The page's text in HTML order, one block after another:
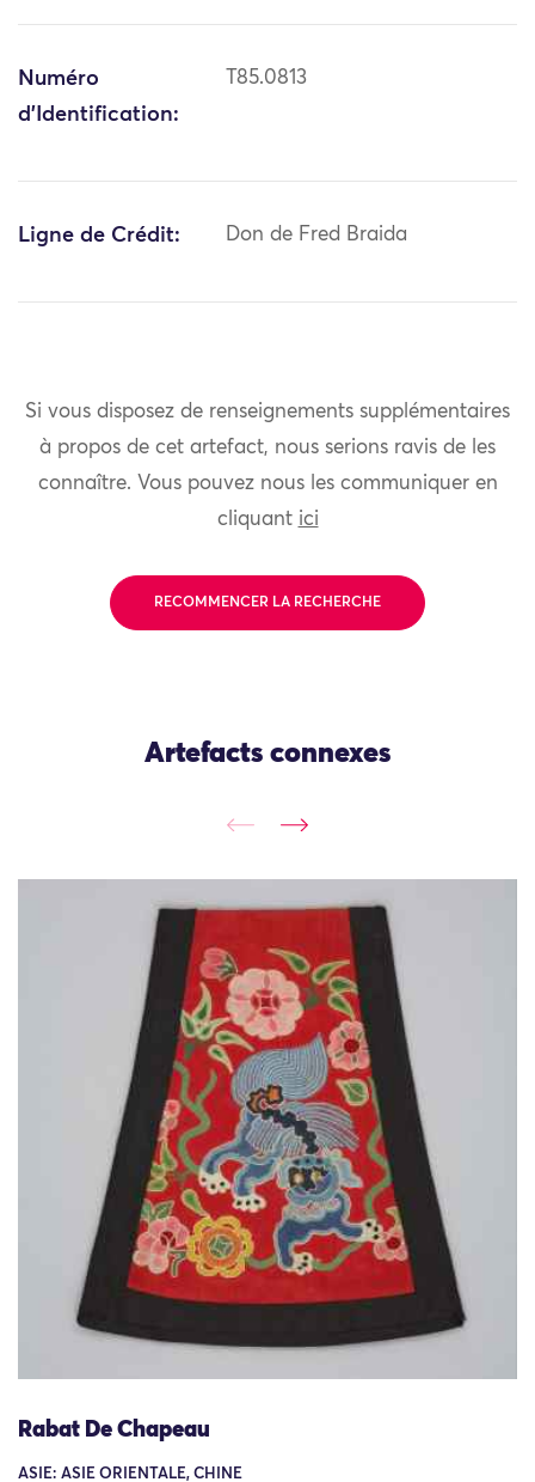
Numéro
d'Identification:
T85.0813
Ligne de Crédit: Don de Fred Braida
Si vous disposez de renseignements supplémentaires
à propos de cet artefact, nous serions ravis de les
connaître. Vous pouvez nous les communiquer en
cliquant ici
RECOMMENCER LA RECHERCHE
Artefacts connexes
Rabat De Chapeau
ASIE: ASIE ORIENTALE, CHINE